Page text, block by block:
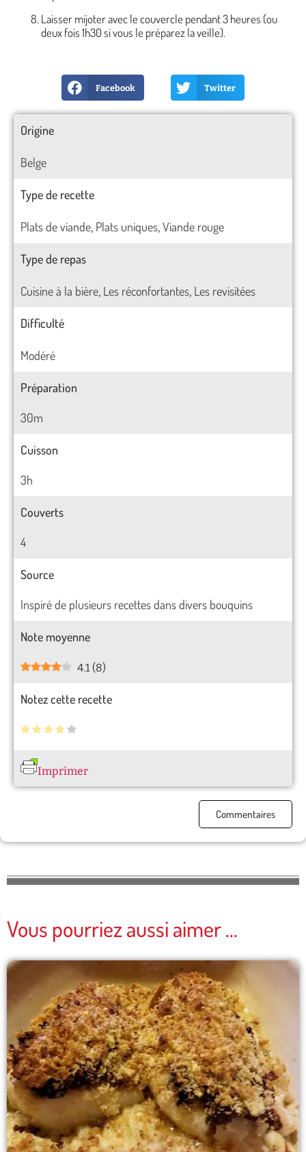
Laisser mijoter avec le couvercle pendant 3 heures (ou
deux fois 1h30 si vous le préparez la veille).
Facebook Twitter
Origine
Belge
Type de recette
Plats de viande, Plats uniques, Viande rouge
Type de repas
Cuisine à la bière, Les réconfortantes, Les revisitées
Difficulté
Modéré
Préparation
30m
Cuisson
3h
Couverts
4
Source
Inspiré de plusieurs recettes dans divers bouquins
Note moyenne
4.1 (8)
Notez cette recette
Imprimer
Commentaires
Vous pourriez aussi aimer ...